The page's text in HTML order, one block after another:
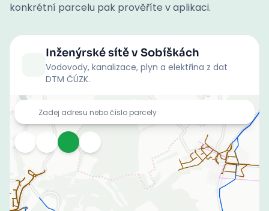
konkrétní parcelu pak prověříte v aplikaci.
Inženýrské sítěv Sobíškách
Vodovody, kanalizace, plyn a elektřina z dat
DTM ČÚZK.